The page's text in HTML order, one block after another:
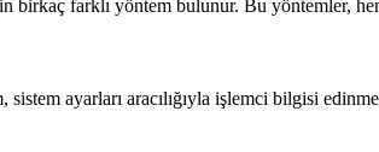
birkaç farklı yöntem bulunur. Bu yöntemler,
ayarları aracılığıyla işlemci bilgisi